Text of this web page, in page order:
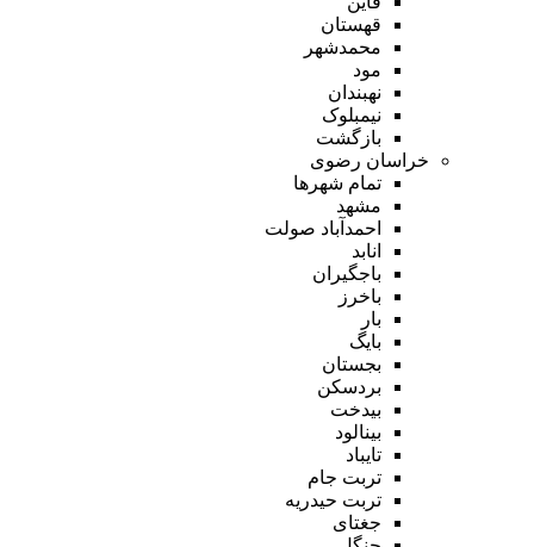
قهستان
محمدشهر
مود
نهبندان
نیمبلوک
بازگشت
خراسان رضوی
تمام شهر‌ها
مشهد
احمدآباد صولت
انابد
باجگیران
باخرز
بار
بایگ
بجستان
بردسکن
بیدخت
بینالود
تایباد
تربت جام
تربت حیدریه
جغتای